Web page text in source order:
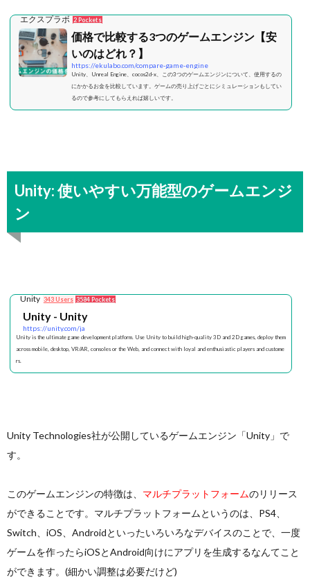
エクスプラボ 2 Pockets
価格で比較する3つのゲームエンジン【安
いのはどれ？】
https://ekulabo.com/compare-game-engine
Unity、Unreal Engine、cocos2d-x、この3つのゲームエンジンについて、使用するの
にかかるお金を比較しています。ゲームの売り上げごとにシミュレーションもしてい
るので参考にしてもらえれば嬉しいです。
Unity: 使いやすい万能型のゲームエンジ
ン
Unity 343 Users 3584 Pockets
Unity - Unity
https://unity.com/ja
Unity is the ultimate game development platform. Use Unity to build high-quality 3D and 2D games, deploy them
across mobile, desktop, VR/AR, consoles or the Web, and connect with loyal and enthusiastic players and custome
rs.
Unity Technologies社が公開しているゲームエンジン「Unity」で
す。
このゲームエンジンの特徴は、 マルチプラットフォームのリリース
ができることです。マルチプラットフォームというのは、PS4、
Switch、iOS、Androidといったいろいろなデバイスのことで、一度
ゲームを作ったらiOSとAndroid向けにアプリを生成するなんてこと
ができます。(細かい調整は必要だけど)